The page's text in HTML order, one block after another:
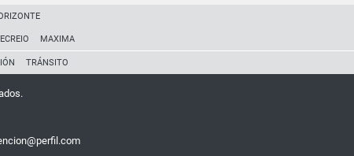
MAXIMA
TRÁNSITO